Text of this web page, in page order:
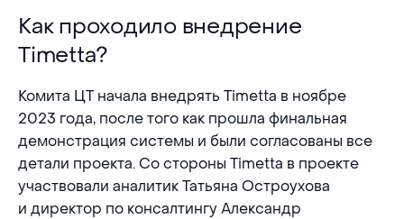
Как проходило внедрение Timetta?
Как проходило внедрение
Timetta?
Комита ЦТ начала внедрять Timetta в ноябре
2023 года, после того как прошла финальная
демонстрация системы и были согласованы все
детали проекта. Со стороны Timetta в проекте
участвовали аналитик Татьяна Остроухова
и директор по консалтингу Александр